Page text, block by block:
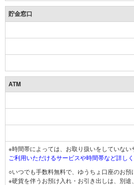
貯金窓口
ATM
※時間帯によっては、お取り扱いをしていない
ご利用いただけるサービスや時間帯など詳し
○いつでも手数料無料で、ゆうちょ口座のお預
※硬貨を伴うお預け入れ・お引き出しは、別途